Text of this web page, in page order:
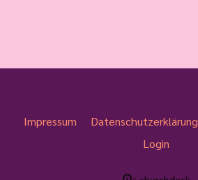
Impressum Datenschutzerklärung
Login